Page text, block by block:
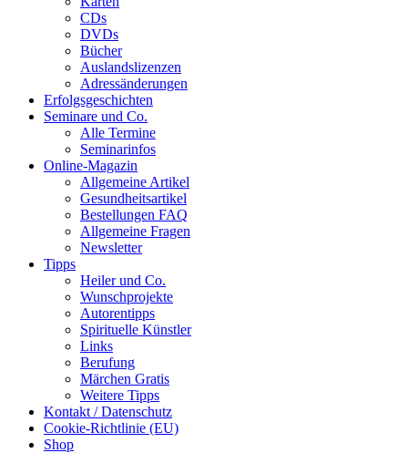
CDs
DVDs
Bücher
Auslandslizenzen
Adressänderungen
Erfolgsgeschichten
Seminare und Co.
Alle Termine
Seminarinfos
Online-Magazin
Allgemeine Artikel
Gesundheitsartikel
Bestellungen FAQ
Allgemeine Fragen
Newsletter
Tipps
Heiler und Co.
Wunschprojekte
Autorentipps
Spirituelle Künstler
Links
Berufung
Märchen Gratis
Weitere Tipps
Kontakt / Datenschutz
Cookie-Richtlinie (EU)
Shop